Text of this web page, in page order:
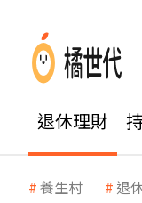
退休理財
養生村 退